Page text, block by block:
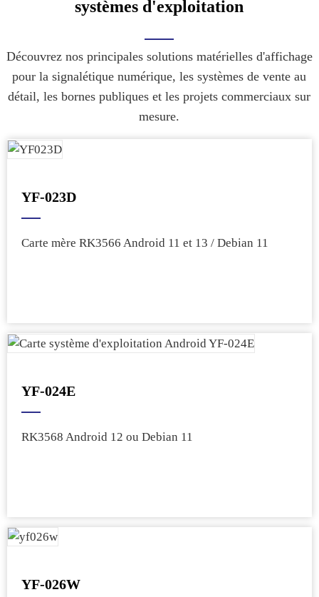
systèmes d'exploitation
Découvrez nos principales solutions matérielles d'affichage
pour la signalétique numérique, les systèmes de vente au
détail, les bornes publiques et les projets commerciaux sur
mesure.
YF-023D
Carte mère RK3566 Android 11 et 13 / Debian 11
YF-024E
RK3568 Android 12 ou Debian 11
YF-026W